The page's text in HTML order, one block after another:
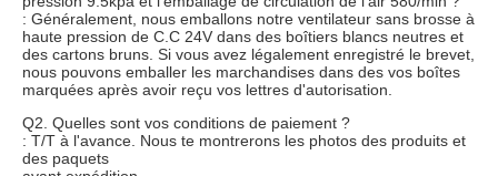
: Généralement, nous emballons notre ventilateur sans brosse à
haute pression de C.C 24V dans des boîtiers blancs neutres et
des cartons bruns. Si vous avez légalement enregistré le brevet,
nous pouvons emballer les marchandises dans des vos boîtes
marquées après avoir reçu vos lettres d'autorisation.
Q2. Quelles sont vos conditions de paiement ?
: T/T à l'avance. Nous te montrerons les photos des produits et
des paquets